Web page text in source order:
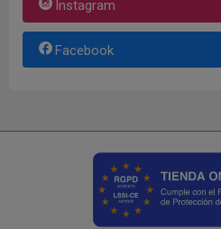
Instagram
Facebook